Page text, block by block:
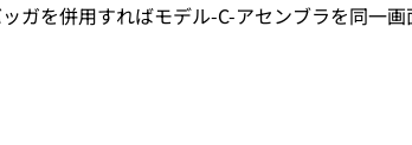
ガを併用すればモデル-C-アセンブラを同一